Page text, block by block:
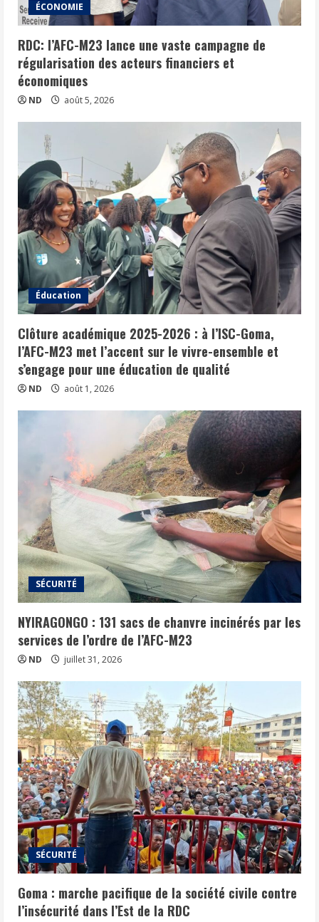
ÉCONOMIE
RDC: l’AFC-M23 lance une vaste campagne de
régularisation des acteurs financiers et
économiques
ND août 5, 2026
Éducation
Clôture académique 2025-2026 : à l’ISC-Goma,
l’AFC-M23 met l’accent sur le vivre-ensemble et
s’engage pour une éducation de qualité
ND août 1, 2026
SÉCURITÉ
NYIRAGONGO : 131 sacs de chanvre incinérés par les
services de l’ordre de l’AFC-M23
ND juillet 31, 2026
SÉCURITÉ
Goma : marche pacifique de la société civile contre
l’insécurité dans l’Est de la RDC